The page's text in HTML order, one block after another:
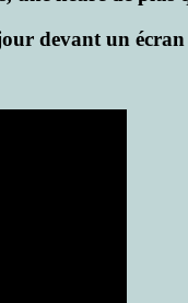
devant un